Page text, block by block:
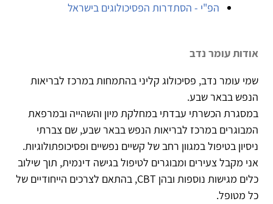
הפ"י - הסתדרות הפסיכולוגים בישראל
אודות עומר נדב
שמי עומר נדב, פסיכולוג קליני בהתמחות במרכז לבריאות
הנפש בבאר שבע.
במסגרת הכשרתי עבדתי במחלקת מיון והשהייה ובמרפאת
המבוגרים במרכז לבריאות הנפש בבאר שבע, שם צברתי
ניסיון בטיפול במגוון רחב של קשיים נפשיים ופסיכופתולוגיות.
אני מקבל צעירים ומבוגרים לטיפול בגישה דינמית, תוך שילוב
כלים מגישות נוספות ובהן CBT, בהתאם לצרכים הייחודיים של
כל מטופל.